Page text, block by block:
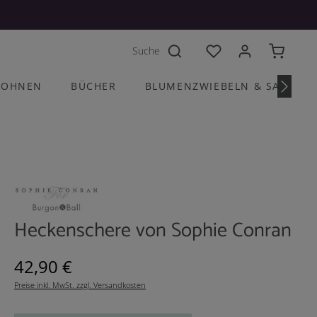
Du hast 0 Produkte
BÜCHER BLUMENZWIEBELN &
Heckenschere von Sophie Conran
Regulärer Preis:
42,90 €
Preise inkl. MwSt. zzgl. Versandkosten